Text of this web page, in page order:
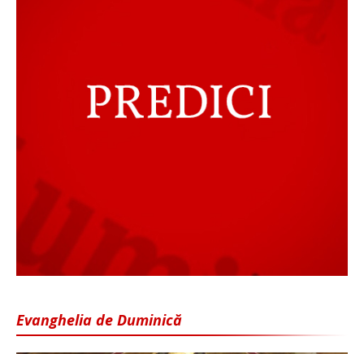
Evanghelia de Duminică